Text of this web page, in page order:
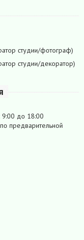
студии/фотограф)
студии/декоратор)
9:00 до 18:00
предварительной